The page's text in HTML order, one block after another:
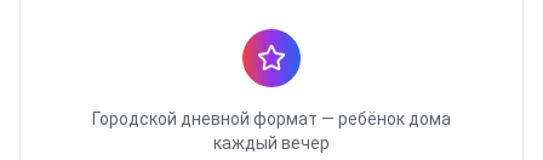
Городской дневной формат — ребёнок дома
каждый вечер